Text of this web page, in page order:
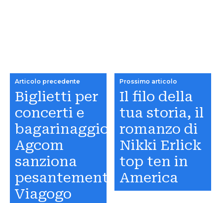
Articolo precedente
Biglietti per
concerti e
bagarinaggio:
Agcom
sanziona
pesantemente
Viagogo
Prossimo articolo
Il filo della
tua storia, il
romanzo di
Nikki Erlick
top ten in
America